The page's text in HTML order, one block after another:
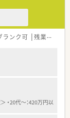
8,000円の社宅制
ランク可 残業なし(ほぼなし含む)
・20代～：420万円以